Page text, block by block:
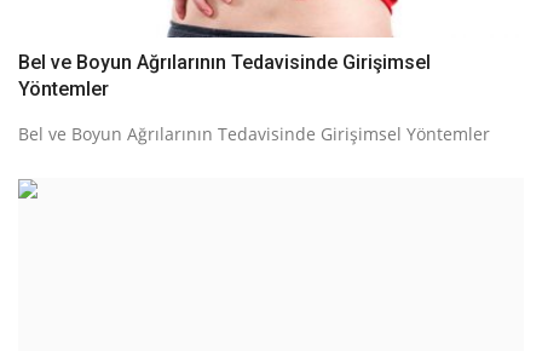
Bel ve Boyun Ağrılarının Tedavisinde Girişimsel
Yöntemler
Bel ve Boyun Ağrılarının Tedavisinde Girişimsel Yöntemler